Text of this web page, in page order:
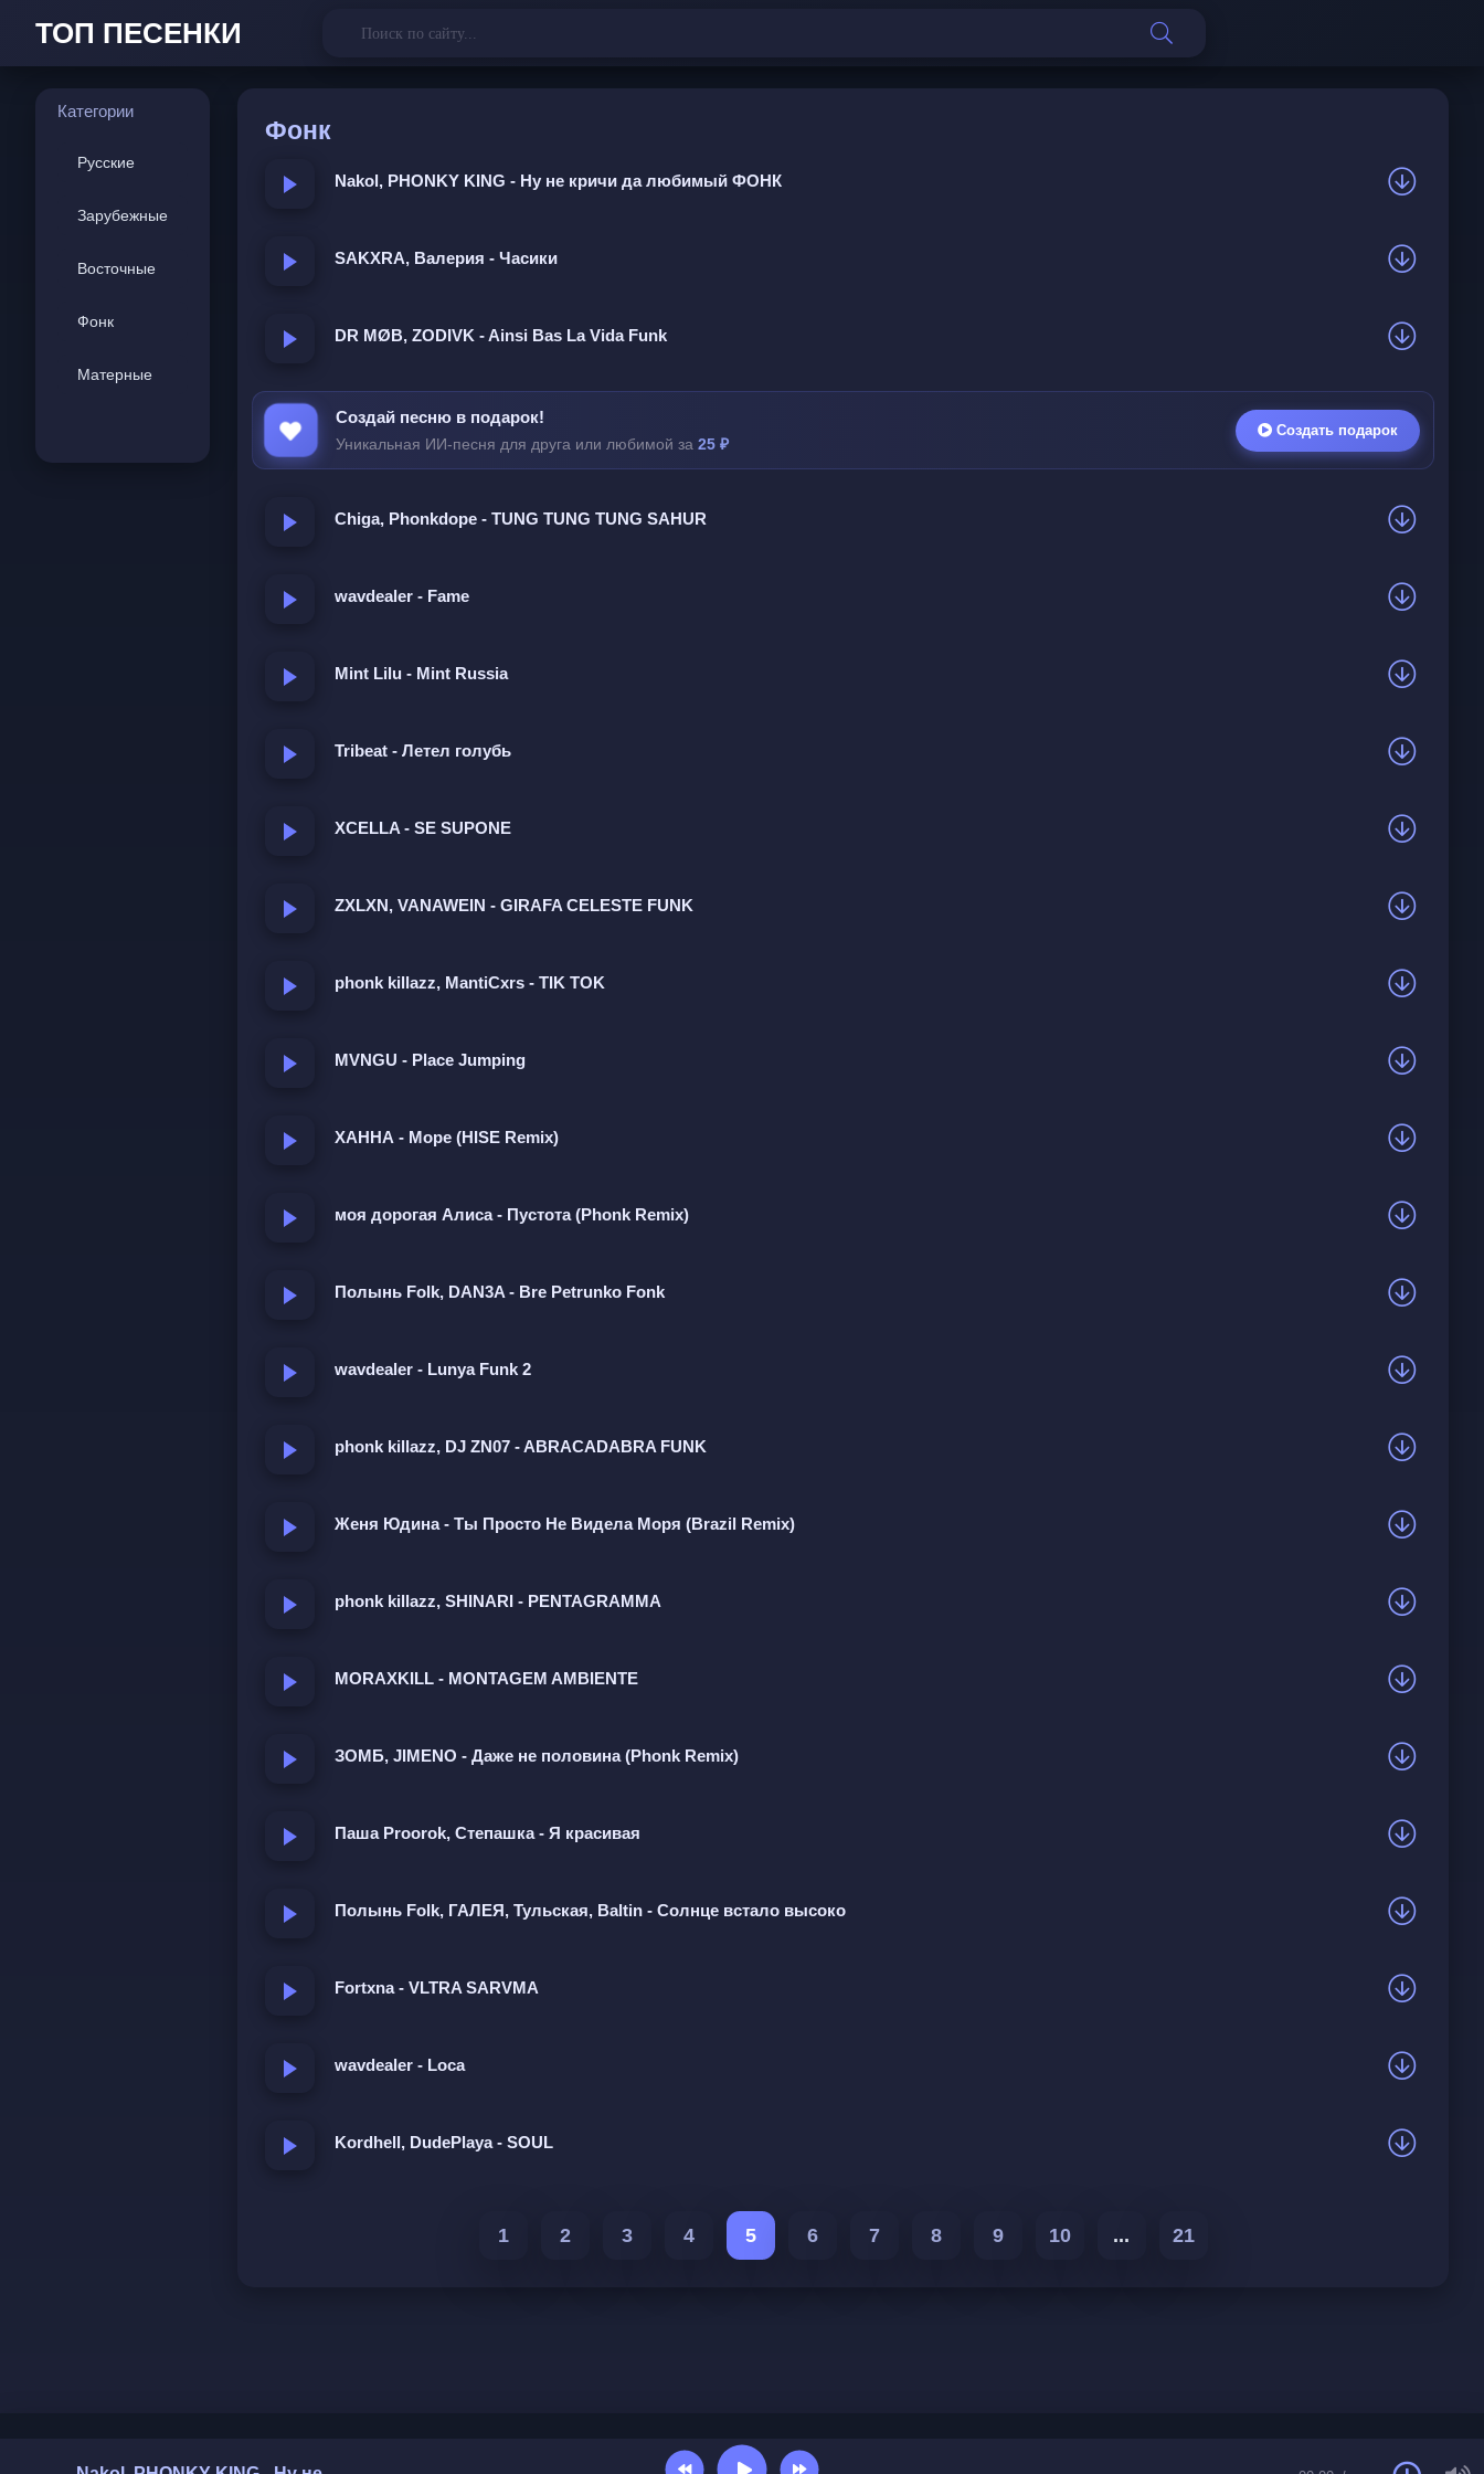
ТОП ПЕСЕНКИ
Категории
Русские
Зарубежные
Восточные
Фонк
Матерные
Фонк
Nakol, PHONKY KING - Ну не кричи да любимый ФОНК
SAKXRA, Валерия - Часики
DR MØB, ZODIVK - Ainsi Bas La Vida Funk
Создай песню в подарок!
Уникальная ИИ-песня для друга или любимой за 25 ₽
Создать подарок
Chiga, Phonkdope - TUNG ТUNG TUNG SAHUR
wavdealer - Fame
Mint Lilu - Mint Russia
Tribeat - Летел голубь
XCELLA - SE SUPONE
ZXLXN, VANAWEIN - GIRAFA CELESTE FUNK
phonk killazz, MantiCxrs - TIK TOK
MVNGU - Place Jumping
ХАННА - Море (HISE Remix)
моя дорогая Алиса - Пустота (Phonk Remix)
Полынь Folk, DAN3A - Bre Petrunko Fonk
wavdealer - Lunya Funk 2
phonk killazz, DJ ZN07 - ABRACADABRA FUNK
Женя Юдина - Ты Просто Не Видела Моря (Brazil Remix)
phonk killazz, SHINARI - PENTAGRAMMA
MORAXKILL - MONTAGEM AMBIENTE
ЗОМБ, JIMENO - Даже не половина (Phonk Remix)
Паша Proorok, Степашка - Я красивая
Полынь Folk, ГАЛЕЯ, Тульская, Baltin - Солнце встало высоко
Fortxna - VLTRA SARVMA
wavdealer - Loca
Kordhell, DudePlaya - SOUL
1 2 3 4 5 6 7 8 9 10 ... 21